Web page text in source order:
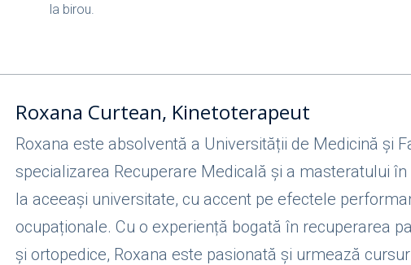
la birou.
Roxana Curtean, Kinetoterapeut
Roxana este absolventă a Universității de Medicină și
specializarea Recuperare Medicală și a masteratului
la aceeași universitate, cu accent pe efectele
ocupaționale. Cu o experiență bogată în recuperarea
și ortopedice, Roxana este pasionată și urmează